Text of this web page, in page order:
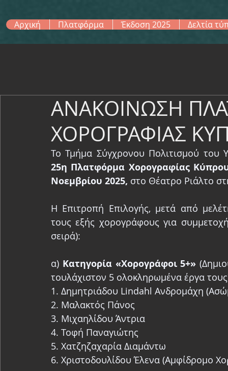
Αρχική Πλατφόρμα Έκδοση 2025 Δελτία
ΑΝΑΚΟΙΝΩΣΗ
ΧΟΡΟΓΡΑΦΙΑΣ
25η Πλατφόρμα Χορογραφίας
Νοεμβρίου 2025, στο Θέατρο Ριάλτο
Η Επιτροπή Επιλογής, μετά από
τους εξής χορογράφους για
σειρά):
α) Κατηγορία «Χορογράφοι 5+»
τουλάχιστον 5 ολοκληρωμένα έργα
1. Δημητριάδου Lindahl Ανδρομάχη
2. Μαλακτός Πάνος
3. Μιχαηλίδου Άντρια
4. Τοφή Παναγιώτης
5. Χατζηζαχαρία Διαμάντω
6. Χριστοδουλίδου Έλενα (Αμφίδρομο